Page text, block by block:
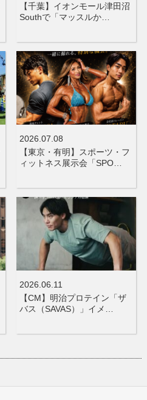
【千葉】イオンモール津田沼
Southで「マッスルか…
2026.07.08
【東京・有明】スポーツ・フ
ィットネス展示会「SPO…
2026.06.11
【CM】明治プロテイン「ザ
バス（SAVAS）」イメ…